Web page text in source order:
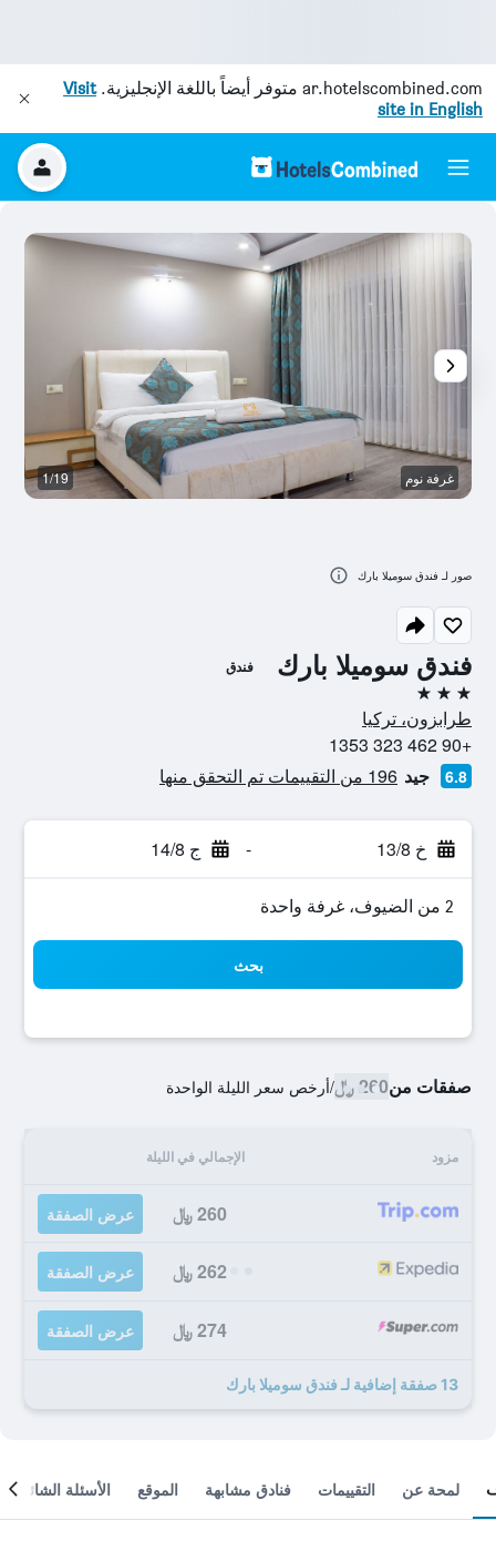
ar.hotelscombined.com متوفر أيضاً باللغة الإنجليزية.Visit
site in English
فندق سوميلا بارك فندق
3 نجوم
طرابزون، تركيا
+90 462 323 1353
6.8 جيد 196 من التقييمات تم التحقق منها
خ 13/8 - ج 14/8
2 من الضيوف، غرفة واحدة
بحث
صفقات من260 ﷼ /أرخص سعر الليلة الواحدة
مزود الإجمالي في الليلة
260 ﷼ عرض الصفقة
262 ﷼ عرض الصفقة
274 ﷼ عرض الصفقة
13 صفقة إضافية لـ فندق سوميلا بارك
غرفة نوم 1/19
صور لـ فندق سوميلا بارك
لمحة عن التقييمات فنادق مشابهة الموقع الأسئلة الشائعة